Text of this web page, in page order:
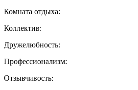
Комната отдыха:
Коллектив:
Дружелюбность:
Профессионализм:
Отзывчивость: